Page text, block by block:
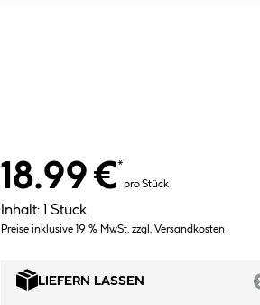
18.99 €*
pro Stück
Inhalt: 1 Stück
Preise inklusive 19 % MwSt. zzgl. Versandkosten
LIEFERN LASSEN